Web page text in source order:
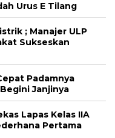
Urus E Tilang
; Manajer ULP
Sukseskan
Padamnya
Janjinya
Lapas Kelas IIA
Pertama